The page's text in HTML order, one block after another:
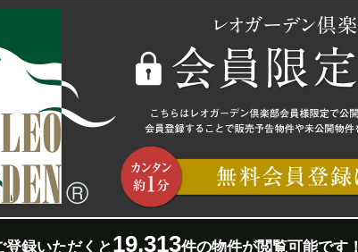
登録いただくと19,313件の物件が閲覧可能です！